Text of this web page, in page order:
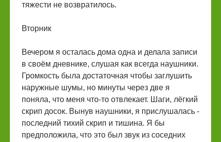
тяжести не возвратилось.
Вторник
Вечером я осталась дома одна и делала записи
в своём дневнике, слушая как всегда наушники.
Громкость была достаточная чтобы заглушить
наружные шумы, но минуты через две я
поняла, что меня что-то отвлекает. Шаги, лёгкий
скрип досок. Вынув наушники, я прислушалась -
последний тихий скрип и тишина. Я бы
предположила, что это был звук из соседних